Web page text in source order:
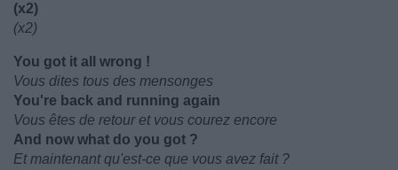
(x2)
(x2)
You got it all wrong !
Vous dites tous des mensonges
You're back and running again
Vous êtes de retour et vous courez encore
And now what do you got ?
Et maintenant qu'est-ce que vous avez fait ?